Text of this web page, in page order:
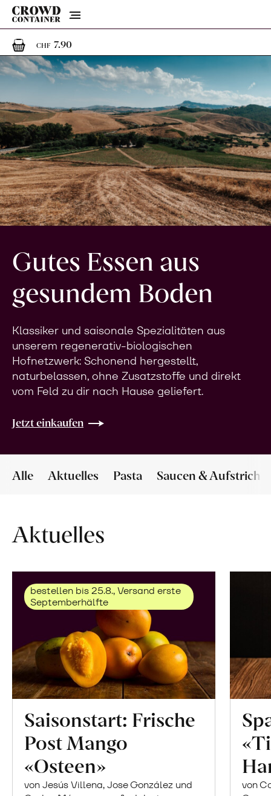
Menu
CHF 7.901 Artikel im Warenkorb
Gutes Essen aus
gesundem Boden
Klassiker und saisonale Spezialitäten aus
unserem regenerativ-biologischen
Hofnetzwerk: Schonend hergestellt,
naturbelassen, ohne Zusatzstoffe und direkt
vom Feld zu dir nach Hause geliefert.
Jetzt einkaufen
Alle Aktuelles Pasta Saucen & Aufstriche
Aktuelles
bestellen bis 25.8., Versand erste
Septemberhälfte
Saisonstart: Frische
Post Mango
«Osteen»
von Jesús Villena, Jose González und
von